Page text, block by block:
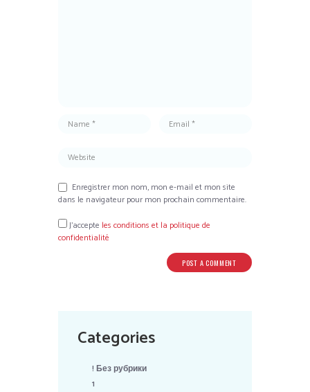
Enregistrer mon nom, mon e-mail et mon site
dans le navigateur pour mon prochain commentaire.
J’accepte les conditions et la politique de
confidentialité
Categories
! Без рубрики
1